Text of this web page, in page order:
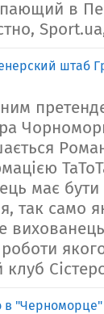
в
штаб
має
так само
"Черноморце"